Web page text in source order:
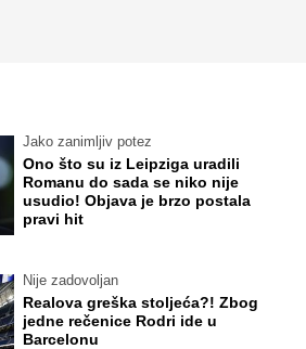
Jako zanimljiv potez
Ono što su iz Leipziga uradili
Romanu do sada se niko nije
usudio! Objava je brzo postala
pravi hit
Nije zadovoljan
Realova greška stoljeća?! Zbog
jedne rečenice Rodri ide u
Barcelonu